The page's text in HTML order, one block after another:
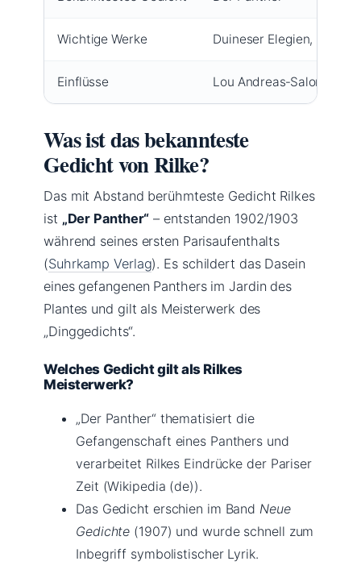
Wichtige Werke Duineser Elegien, Die
Einflüsse Lou Andreas‑Salomé,
Was ist das bekannteste
Gedicht von Rilke?
Das mit Abstand berühmteste Gedicht Rilkes
ist „Der Panther“ – entstanden 1902/1903
während seines ersten Parisaufenthalts
(Suhrkamp Verlag). Es schildert das Dasein
eines gefangenen Panthers im Jardin des
Plantes und gilt als Meisterwerk des
„Dinggedichts“.
Welches Gedicht gilt als Rilkes
Meisterwerk?
„Der Panther“ thematisiert die
Gefangenschaft eines Panthers und
verarbeitet Rilkes Eindrücke der Pariser
Zeit (Wikipedia (de)).
Das Gedicht erschien im Band Neue
Gedichte (1907) und wurde schnell zum
Inbegriff symbolistischer Lyrik.